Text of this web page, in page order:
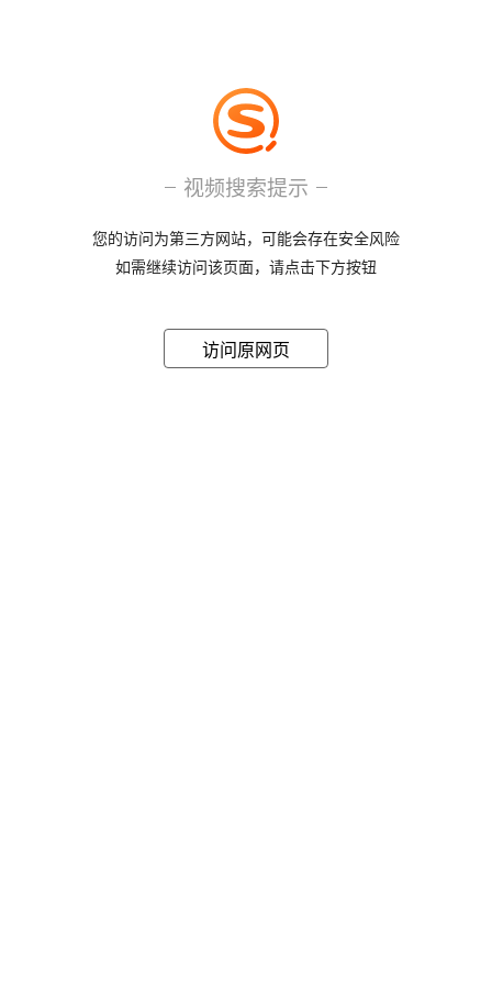
视频搜索提示
您的访问为第三方网站，可能会存在安全风险
如需继续访问该页面，请点击下方按钮
访问原网页